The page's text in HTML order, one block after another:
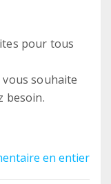
pour tous
souhaite
besoin.
en entier